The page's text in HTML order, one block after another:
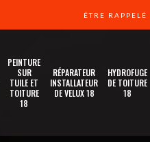
ÊTRE RAPPELÉ
PEINTURE
SUR
TUILE ET
TOITURE
18
RÉPARATEUR
INSTALLATEUR
DE VELUX 18
HYDROFUGE
DE TOITURE
18